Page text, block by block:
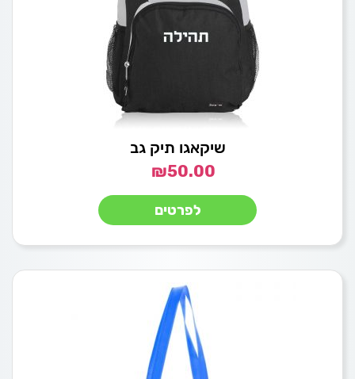
שיקאגו תיק גב
₪50.00
לפרטים